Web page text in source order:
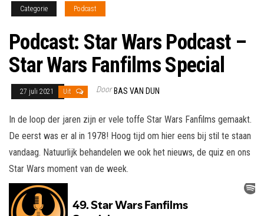
Categorie Podcast
Podcast: Star Wars Podcast –
Star Wars Fanfilms Special
27 juli 2021 Uit Door BAS VAN DUN
In de loop der jaren zijn er vele toffe Star Wars Fanfilms gemaakt.
De eerst was er al in 1978! Hoog tijd om hier eens bij stil te staan
vandaag. Natuurlijk behandelen we ook het nieuws, de quiz en ons
Star Wars moment van de week.